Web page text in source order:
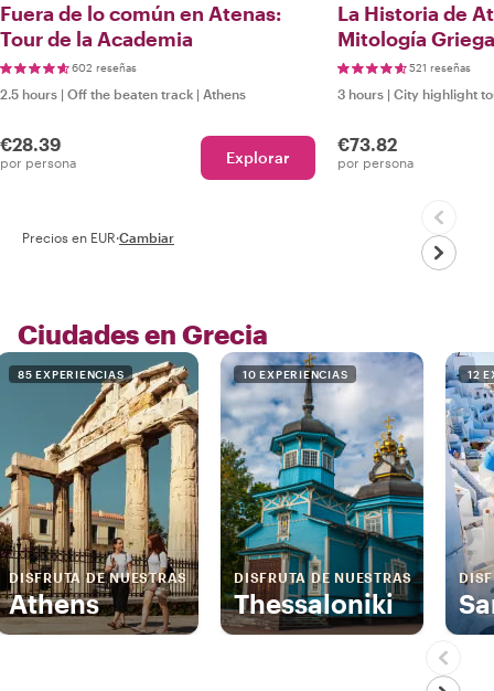
Fuera de lo común en Atenas:
Tour de la Academia
602 reseñas
2.5 hours | Off the beaten track | Athens
€28.39
por persona Explorar
La Historia de
Mitología Griega
521 reseñas
3 hours | City highlight
€73.82
por persona
Precios en EUR·Cambiar
Ciudades en Grecia
85 EXPERIENCIAS
DISFRUTA DE NUESTRAS
Athens
10 EXPERIENCIAS
DISFRUTA DE NUESTRAS
Thessaloniki
12